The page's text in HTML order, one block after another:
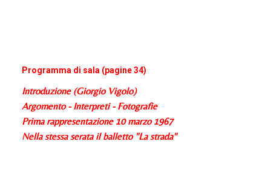
Programma di sala (pagine 34)
Introduzione (Giorgio Vigolo)
Argomento - Interpreti - Fotografie
Prima rappresentazione 10 marzo 1967
Nella stessa serata il balletto "La strada"